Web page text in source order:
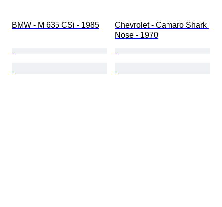
BMW - M 635 CSi - 1985
Chevrolet - Camaro Shark
Nose - 1970